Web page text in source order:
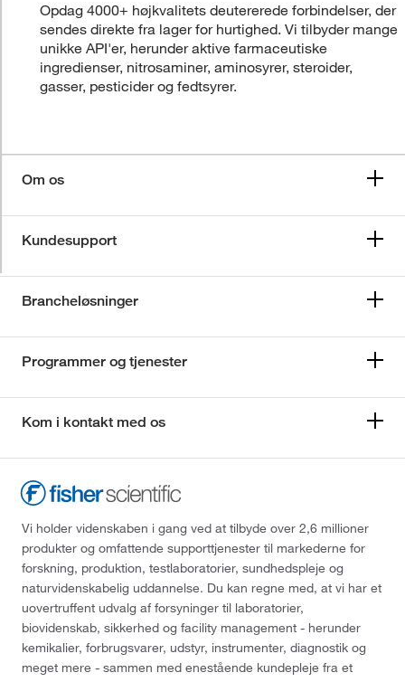
Opdag 4000+ højkvalitets deutererede forbindelser, der
sendes direkte fra lager for hurtighed. Vi tilbyder mange
unikke API'er, herunder aktive farmaceutiske
ingredienser, nitrosaminer, aminosyrer, steroider,
gasser, pesticider og fedtsyrer.
Om os
Kundesupport
Brancheløsninger
Programmer og tjenester
Kom i kontakt med os
Vi holder videnskaben i gang ved at tilbyde over 2,6 millioner
produkter og omfattende supporttjenester til markederne for
forskning, produktion, testlaboratorier, sundhedspleje og
naturvidenskabelig uddannelse. Du kan regne med, at vi har et
uovertruffent udvalg af forsyninger til laboratorier,
biovidenskab, sikkerhed og facility management - herunder
kemikalier, forbrugsvarer, udstyr, instrumenter, diagnostik og
meget mere - sammen med enestående kundepleje fra et